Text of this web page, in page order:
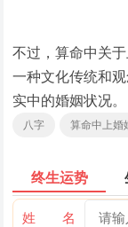
不过，算命中关
一种文化传统和
实中的婚姻状况。
八字 算命中上婚
终生运势
姓 名